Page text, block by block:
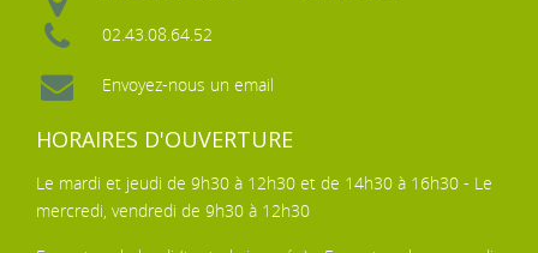
02.43.08.64.52
Envoyez-nous un email
HORAIRES D'OUVERTURE
Le mardi et jeudi de 9h30 à 12h30 et de 14h30 à 16h30 - Le
mercredi, vendredi de 9h30 à 12h30